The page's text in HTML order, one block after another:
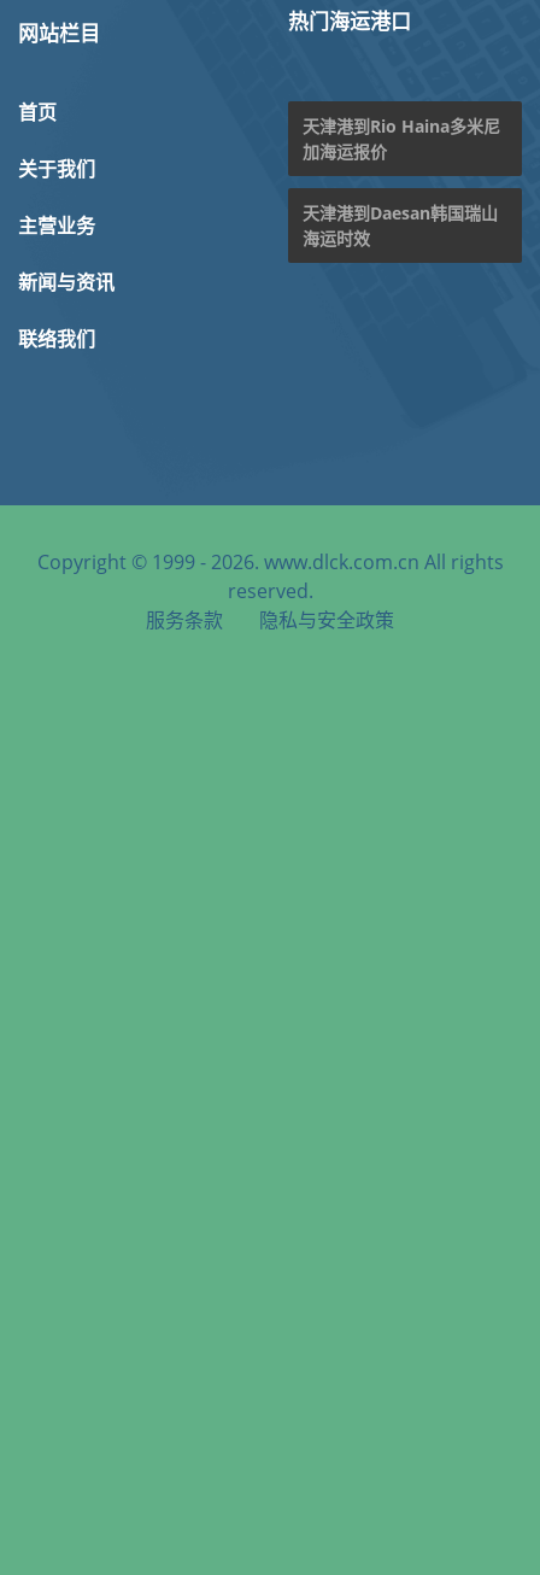
网站栏目
首页
关于我们
主营业务
新闻与资讯
联络我们
热门海运港口
天津港到Rio Haina多米尼
加海运报价
天津港到Daesan韩国瑞山
海运时效
Copyright © 1999 - 2026. www.dlck.com.cn All rights
reserved.
服务条款
隐私与安全政策